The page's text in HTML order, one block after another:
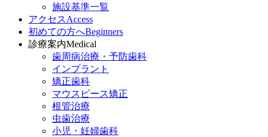
施設基準一覧
アクセスAccess
初めての方へBeginners
診療案内Medical
歯周病治療・予防歯科
インプラント
矯正歯科
マウスピース矯正
根管治療
虫歯治療
小児・妊婦歯科